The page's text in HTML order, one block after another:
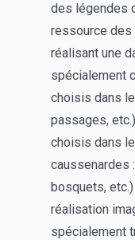
des légendes
ressource des
réalisant une
spécialement
choisis dans
passages,
choisis dans
caussenardes
bosquets,
réalisation
spécialement